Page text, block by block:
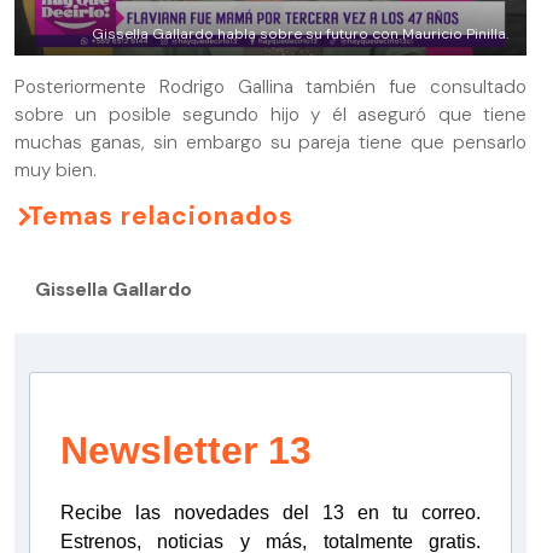
Gissella Gallardo habla sobre su futuro con Mauricio Pinilla.
Posteriormente Rodrigo Gallina también fue consultado
sobre un posible segundo hijo y él aseguró que tiene
muchas ganas, sin embargo su pareja tiene que pensarlo
muy bien.
Temas relacionados
Gissella Gallardo
Newsletter 13
Recibe las novedades del 13 en tu correo.
Estrenos, noticias y más, totalmente gratis.